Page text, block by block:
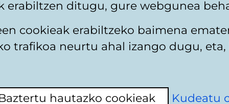
Erabilerraztasuna
erabiltzen ditugu, gure webgunea
cookieak erabiltzeko baimena
trafikoa neurtu ahal izango dugu,
hautazko cookieak Kudeatu